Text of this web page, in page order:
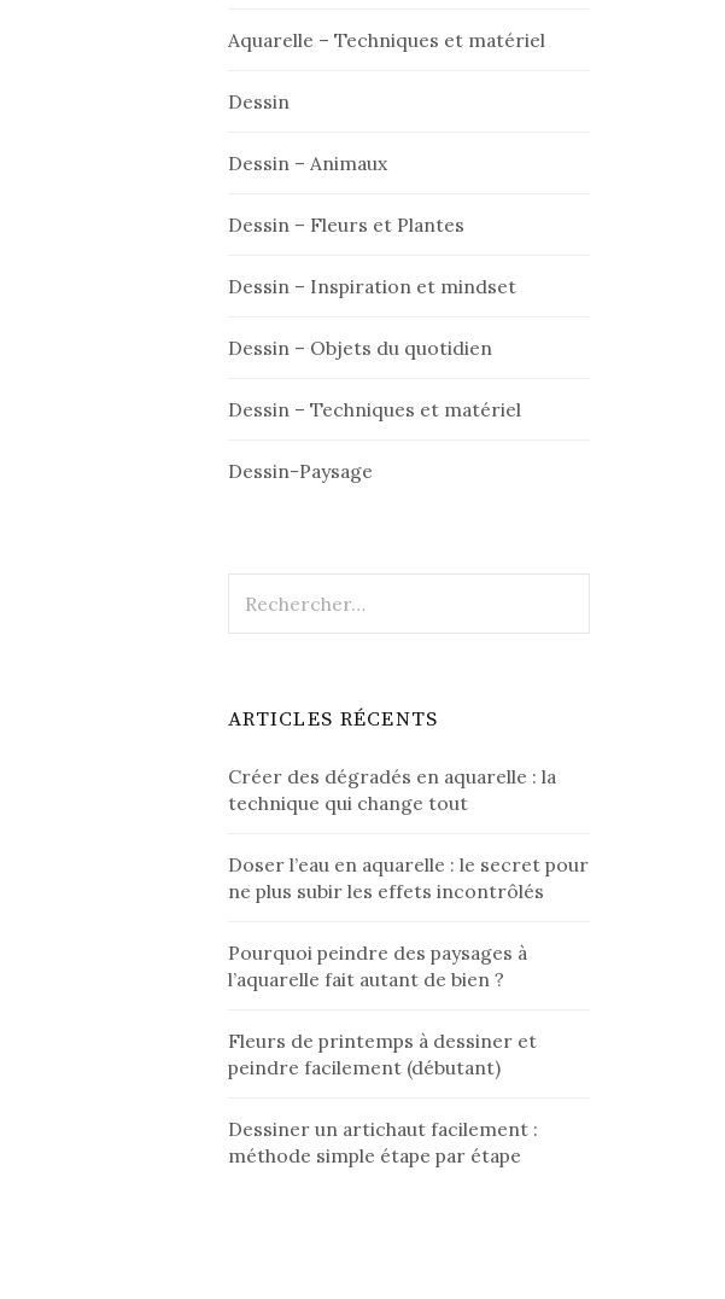
Aquarelle – Techniques et matériel
Dessin
Dessin – Animaux
Dessin – Fleurs et Plantes
Dessin – Inspiration et mindset
Dessin – Objets du quotidien
Dessin – Techniques et matériel
Dessin-Paysage
ARTICLES RÉCENTS
Créer des dégradés en aquarelle : la
technique qui change tout
Doser l’eau en aquarelle : le secret pour
ne plus subir les effets incontrôlés
Pourquoi peindre des paysages à
l’aquarelle fait autant de bien ?
Fleurs de printemps à dessiner et
peindre facilement (débutant)
Dessiner un artichaut facilement :
méthode simple étape par étape